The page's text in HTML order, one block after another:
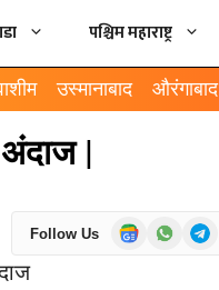
पश्चिम महाराष्ट्र
उस्मानाबाद औरंगाबाद
|
Follow Us